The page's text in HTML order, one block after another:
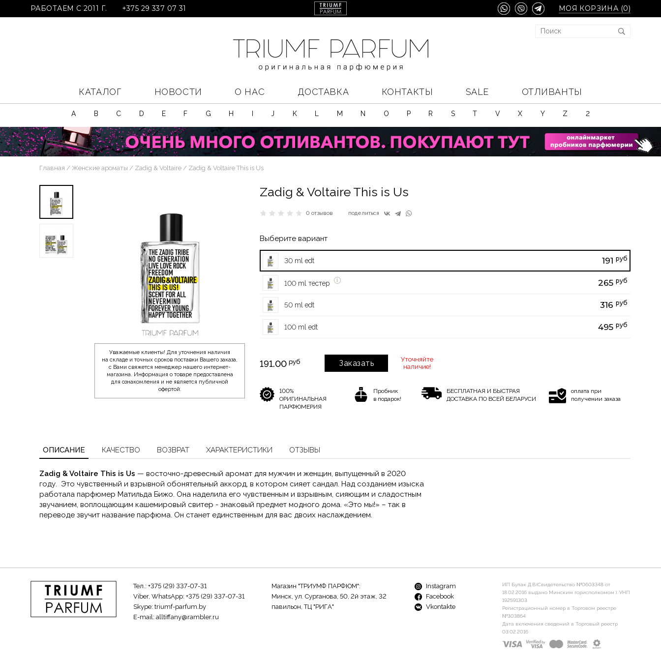
РАБОТАЕМ С 2011 Г. +375 29 337 07 31 МОЯ КОРЗИНА (0)
КАТАЛОГ НОВОСТИ О НАС ДОСТАВКА КОНТАКТЫ SALE ОТЛИВАНТЫ
A B C D E F G H J K M N O P R S T V X Y Z 2
Главная Женские ароматы Zadig & Voltaire Zadig & Voltaire This is Us
Уважаемые клиенты! Для уточнения наличия
на складе и точных сроков поставки Вашего заказа,
с Вами свяжется менеджер нашего интернет-
магазина. Информация о товаре предоставлена
для ознакомления и не является публичной
офертой.
Zadig & Voltaire This is Us
0 отзывов поделиться
Выберите вариант
30 ml edt 191 руб
100 ml тестер 265 руб
50 ml edt 316 руб
100 ml edt 495 руб
191.00 руб Заказать
Уточняйте
наличие!
100%
ОРИГИНАЛЬНАЯ
ПАРФЮМЕРИЯ
Пробник
в подарок!
БЕСПЛАТНАЯ И БЫСТРАЯ
ДОСТАВКА ПО ВСЕЙ БЕЛАРУСИ
оплата при
получении заказа
ОПИСАНИЕ КАЧЕСТВО ВОЗВРАТ ХАРАКТЕРИСТИКИ ОТЗЫВЫ
Zadig & Voltaire This is Us — восточно-древесный аромат для мужчин и женщин, выпущенный в 2020
году. Это чувственный и взрывной обонятельный аккорд, в котором сияет сандал. Над созданием изыска
работала парфюмер Матильда Бижо. Она наделила его чувственным и взрывным, сияющим и сладостным
звучанием, воплощающим кашемировый свитер - знаковый предмет модного дома. «Это мы!» – так в
переводе звучит название парфюма. Он станет единственным для вас двоих наслаждением.
Тел.: +375 (29) 337-07-31
Viber, WhatsApp: +375 (29) 337-07-31
Skype: triumf-parfum.by
E-mail: alltiffany@rambler.ru
Магазин "ТРИУМФ ПАРФЮМ":
Минск, ул. Сурганова, 50, 2й этаж, 32
павильон, ТЦ "РИГА"
Instagram
Facebook
Vkontakte
ИП Булак Д.В.(Свидетельство №0603348 от
18.02.2016 выдано Минским горисполкомом ). УНП
192591303
Регистрационный номер в Торговом реестре
№303864
Дата включения сведений в Торговый реестр
03.02.2016